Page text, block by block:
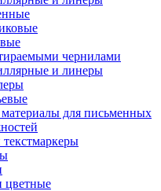
чернилами
и линеры
для письменных
цветные